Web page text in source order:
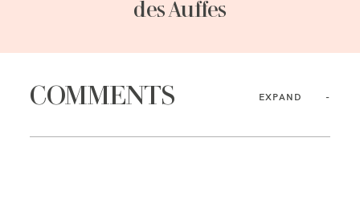
des Auffes
COMMENTS EXPAND